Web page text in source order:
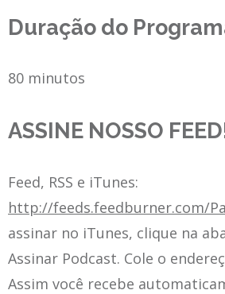
Duração do
80 minutos
ASSINE NOSSO
Feed, RSS e iTunes:
http://feeds.feedburner.com/
assinar no iTunes, clique na
Assinar Podcast. Cole o
Assim você recebe